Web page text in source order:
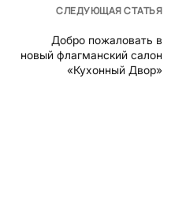
СЛЕДУЮЩАЯ СТАТЬЯ
Добро пожаловать в
новый флагманский салон
«Кухонный Двор»